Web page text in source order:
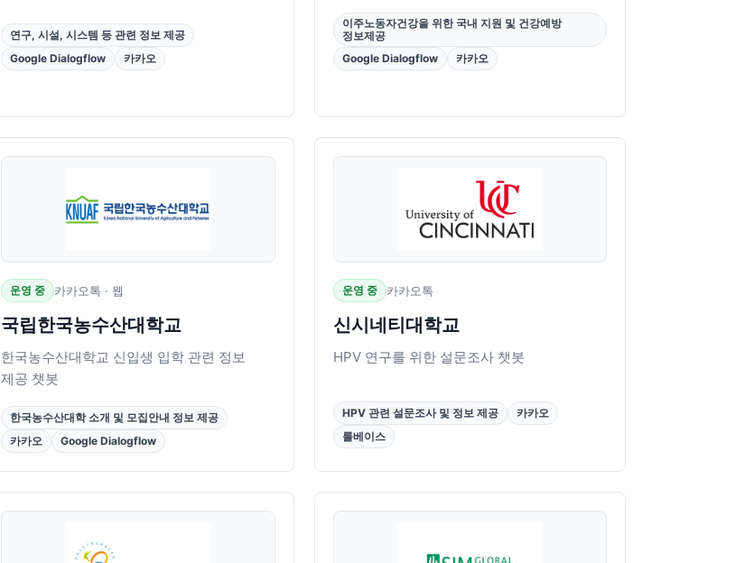
연구, 시설, 시스템 등 관련 정보 제공
Google Dialogflow
카카오
이주노동자건강을 위한 국내 지원 및 건강예방
정보제공
Google Dialogflow
카카오
운영 중 카카오톡 · 웹
국립한국농수산대학교
한국농수산대학교 신입생 입학 관련 정보
제공 챗봇
한국농수산대학 소개 및 모집안내 정보 제공
카카오
Google Dialogflow
운영 중 카카오톡
신시네티대학교
HPV 연구를 위한 설문조사 챗봇
HPV 관련 설문조사 및 정보 제공
카카오
룰베이스